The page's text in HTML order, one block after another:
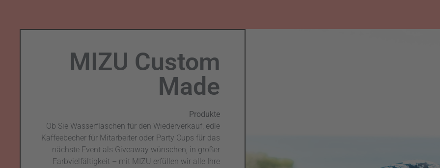
MIZU Custom
Made
Produkte
Ob Sie Wasserflaschen für den Wiederverkauf, edle
Kaffeebecher für Mitarbeiter oder Party Cups für das
nächste Event als Giveaway wünschen, in großer
Farbvielfältigkeit – mit MIZU erfüllen wir alle Ihre